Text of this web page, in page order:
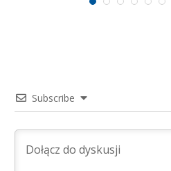
Subscribe